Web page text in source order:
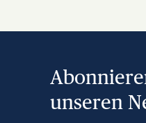
unseren